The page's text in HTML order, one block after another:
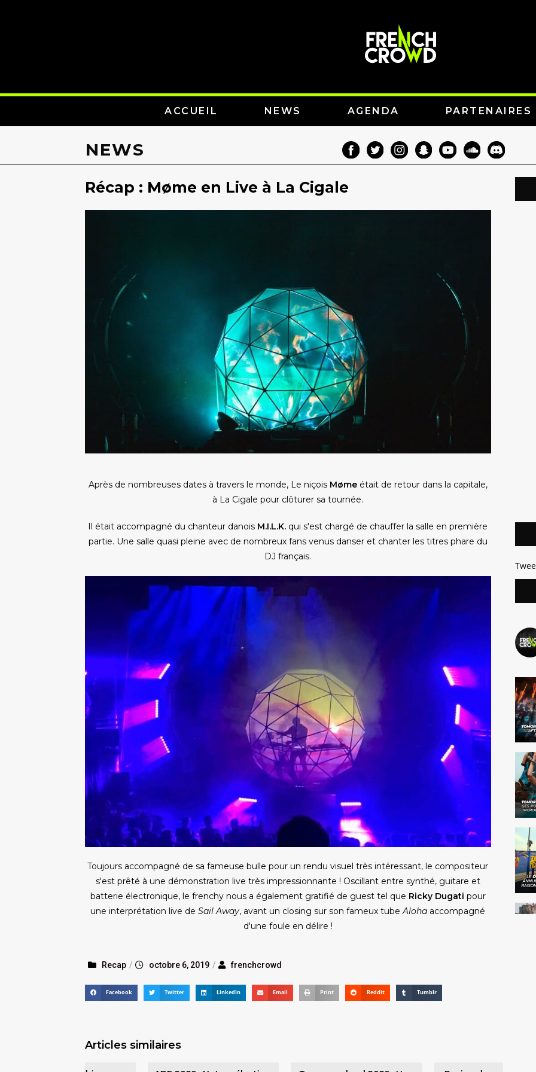
ACCUEIL NEWS AGENDA PARTENAIRES
NEWS
Récap : Møme en Live à La Cigale
Après de nombreuses dates à travers le monde, Le niçois Mømeétait de retour dans la capitale,
à La Cigale pour clôturer sa tournée.
Il était accompagné du chanteur danois M.I.L.K. qui s'est chargé de chauffer la salle en première
partie. Une salle quasi pleine avec de nombreux fans venus danser et chanter les titres phare du
DJ français.
Toujours accompagné de sa fameuse bulle pour un rendu visuel très intéressant, le compositeur
s'est prêté à une démonstration live très impressionnante ! Oscillant entre synthé, guitare et
batterie électronique, le frenchy nous a également gratifié de guest tel que Ricky Dugati pour
une interprétation live deSail Away, avant un closing sur son fameux tubeAloha accompagné
d'une foule en délire !
Recap / octobre 6, 2019 / frenchcrowd
Facebook Twitter LinkedIn Email Print Reddit Tumblr
Articles similaires